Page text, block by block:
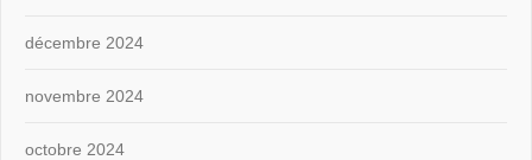
décembre 2024
novembre 2024
octobre 2024